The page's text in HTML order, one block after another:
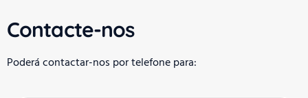
Contacte-nos
Poderá contactar-nos por telefone para: